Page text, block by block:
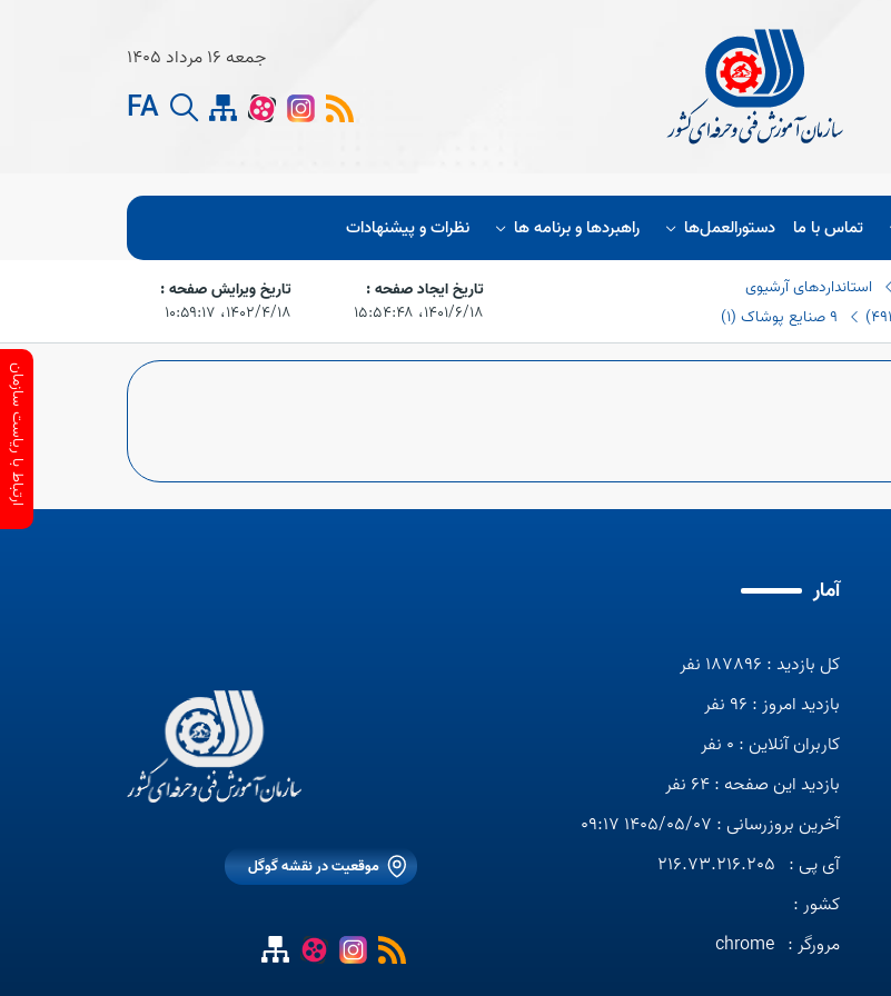
جمعه 16 مرداد 1405
FA
تماس با ما دستورالعمل‌ها راهبردها و برنامه ها نظرات و پیشنهادات
استانداردهای آرشیوی
٩ صنایع پوشاک (١)
تاریخ ایجاد صفحه :
۱۴۰۱/۶/۱۸،‏ ۱۵:۵۴:۴۸
تاریخ ویرایش صفحه :
۱۴۰۲/۴/۱۸،‏ ۱۰:۵۹:۱۷
آمار
کل بازدید : 187896 نفر
بازدید امروز : 96 نفر
کاربران آنلاین : 0 نفر
بازدید این صفحه : 64 نفر
آخرین بروزرسانی : 1405/05/07 09:17
آی پی : 216.73.216.205
کشور :
مرورگر : chrome
موقعیت در نقشه گوگل
ارتباط با ریاست سازمان